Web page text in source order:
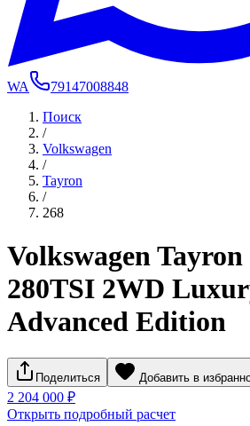
WA
79147008848
Поиск
/
Volkswagen
/
Tayron
/
268
Volkswagen Tayron
280TSI 2WD
Advanced Edition
Поделиться Добавить в
2 204 000 ₽
Открыть подробный расчет